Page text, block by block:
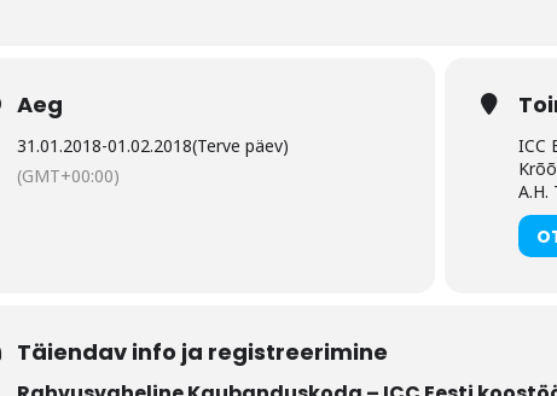
Aeg
31.01.2018-01.02.2018(Terve päev)
(GMT+00:00)
ICC
A.H.
Täiendav info ja registreerimine